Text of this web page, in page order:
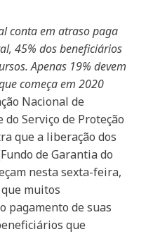
conta em atraso paga
45% dos beneficiários
Apenas 19% devem
começa em 2020
Nacional de
Serviço de Proteção
que a liberação dos
de Garantia do
nesta sexta-feira,
muitos
pagamento de suas
que